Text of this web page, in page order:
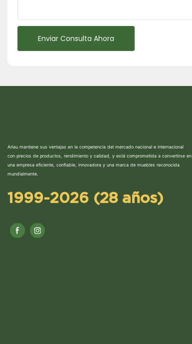
Enviar Consulta Ahora
Arlau mantiene sus ventajas en la competencia del mercado nacional e internacional
con precios de productos, rendimiento y calidad, y está comprometida a convertirse en
una empresa eficiente, confiable, innovadora y una marca de muebles reconocida
mundialmente.
1999-2026 (28 años)